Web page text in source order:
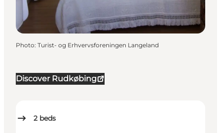
Discover Rudkøbing
2 beds
Photo: Turist- og Erhvervsforeningen Langeland